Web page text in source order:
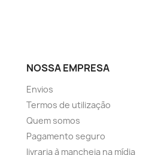
NOSSA EMPRESA
Envios
Termos de utilização
Quem somos
Pagamento seguro
livraria à mancheia na mídia